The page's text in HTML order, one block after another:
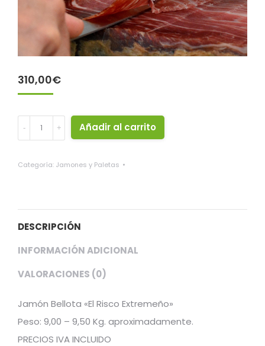
310,00€
Jamón
Bellota
(El
Añadir al carrito
Categoría: Jamones y Paletas
DESCRIPCIÓN
INFORMACIÓN ADICIONAL
VALORACIONES (0)
Jamón Bellota «El Risco Extremeño»
Peso: 9,00 – 9,50 Kg. aproximadamente.
PRECIOS IVA INCLUIDO